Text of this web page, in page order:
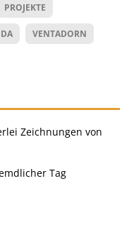
PROJEKTE
VENTADORN
Zeichnungen von
Tag